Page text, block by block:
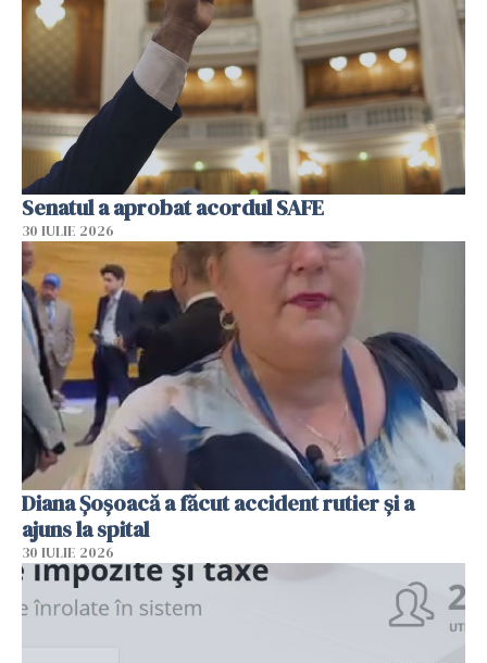
Senatul a aprobat acordul SAFE
30 IULIE 2026
Diana Șoșoacă a făcut accident rutier și a
ajuns la spital
30 IULIE 2026